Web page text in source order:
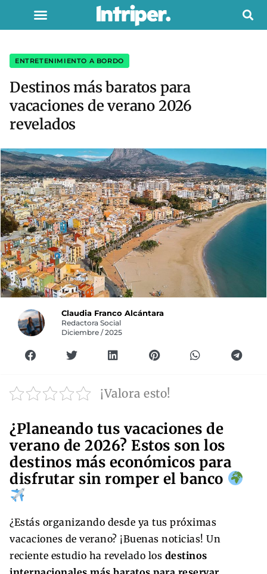
ENTRETENIMIENTO A BORDO
Destinos más baratos para
vacaciones de verano 2026
revelados
Claudia Franco Alcántara
Redactora Social
Diciembre / 2025
¡Valora esto!
¿Planeando tus vacaciones de
verano de 2026? Estos son los
destinos más económicos para
disfrutar sin romper el banco
¿Estás organizando desde ya tus próximas
vacaciones de verano? ¡Buenas noticias! Un
reciente estudio ha revelado los destinos